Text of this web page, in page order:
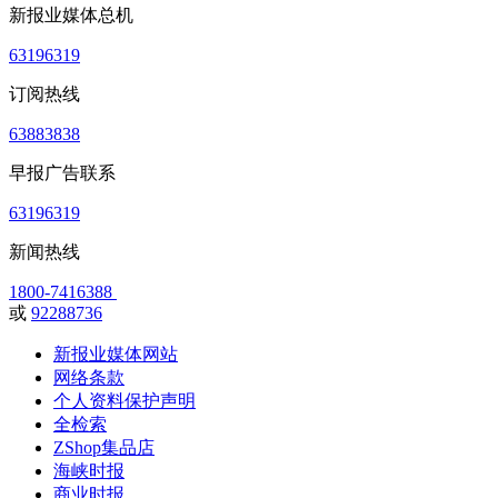
新报业媒体总机
63196319
订阅热线
63883838
早报广告联系
63196319
新闻热线
1800-7416388
或 92288736
新报业媒体网站
网络条款
个人资料保护声明
全检索
ZShop集品店
海峡时报